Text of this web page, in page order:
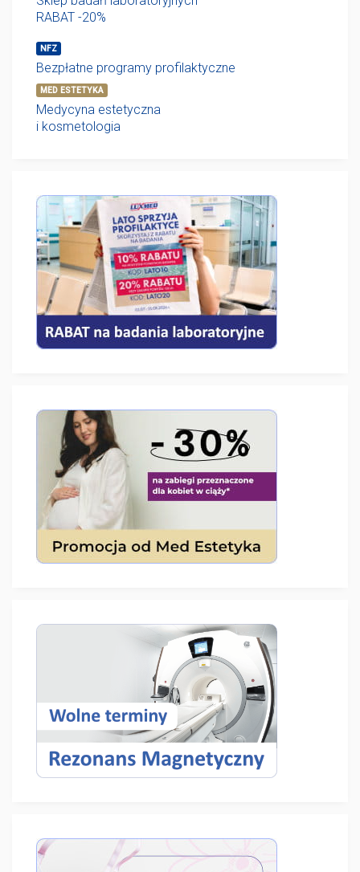
RABAT -20%
NFZ
Bezpłatne programy profilaktyczne
MED ESTETYKA
Medycyna estetyczna
i kosmetologia